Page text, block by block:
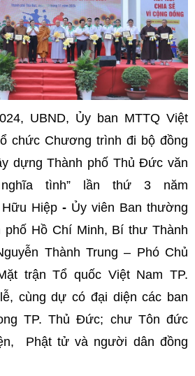
UBND, Ủy ban MTTQ Việt
chức Chương trình đi bộ đồng
dựng Thành phố Thủ Đức văn
tình” lần thứ 3 năm
Hiệp - Ủy viên Ban thường
phố Hồ Chí Minh, Bí thư Thành
Thành Trung – Phó Chủ
trận Tổ quốc Việt Nam TP.
cùng dự có đại diện các ban
TP. Thủ Đức; chư Tôn đức
Phật tử và người dân đồng